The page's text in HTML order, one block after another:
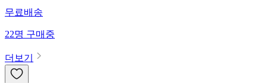
무료배송
22명구매중
더보기